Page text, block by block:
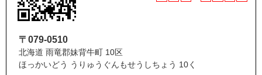
〒079-0510
北海道 雨竜郡妹背牛町 10区
ほっかいどう うりゅうぐんもせうしちょう 10く